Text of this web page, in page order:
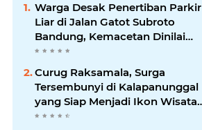
Warga Desak Penertiban Parkir
Liar di Jalan Gatot Subroto
Bandung, Kemacetan Dinilai
Makin Mengkhawatirkan
Curug Raksamala, Surga
Tersembunyi di Kalapanunggal
yang Siap Menjadi Ikon Wisata
Alam Baru Kabupaten